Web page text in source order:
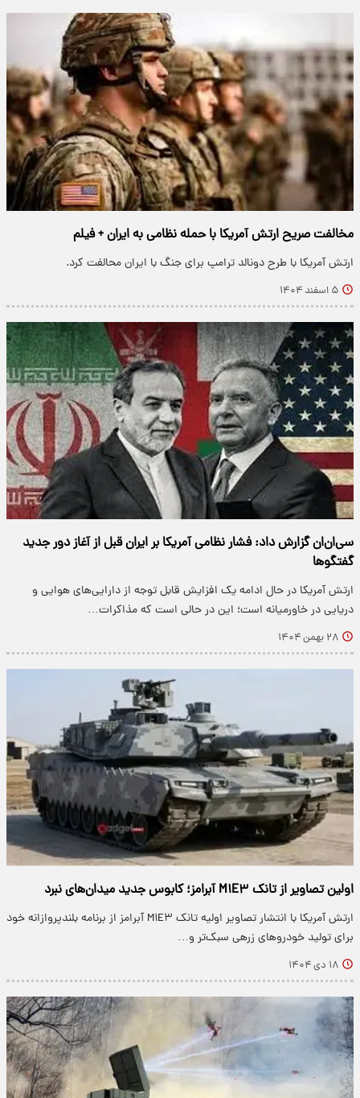
مخالفت صریح ارتش آمریکا با حمله نظامی به ایران + فیلم
ارتش آمریکا با طرح دونالد ترامپ برای جنگ با ایران محالفت کرد.
۵ اسفند ۱۴۰۴
سی‌ان‌ان گزارش داد: فشار نظامی آمریکا بر ایران قبل از آغاز دور جدید
گفتگوها
ارتش آمریکا در حال ادامه یک افزایش قابل توجه از دارایی‌های هوایی و
دریایی در خاورمیانه است؛ این در حالی است که مذاکرات…
۲۸ بهمن ۱۴۰۴
اولین تصاویر از تانک M۱E۳ آبرامز؛ کابوس جدید میدان‌های نبرد
ارتش آمریکا با انتشار تصاویر اولیه تانک M۱E۳ آبرامز از برنامه بلندپروازانه خود
برای تولید خودروهای زرهی سبک‌تر و…
۱۸ دی ۱۴۰۴